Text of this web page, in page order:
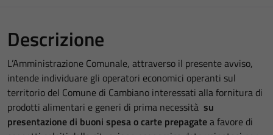
Descrizione
L’Amministrazione Comunale, attraverso il presente avviso,
intende individuare gli operatori economici operanti sul
territorio del Comune di Cambiano interessati alla fornitura di
prodotti alimentari e generi di prima necessità su
presentazione di buoni spesa o carte prepagatea favore di